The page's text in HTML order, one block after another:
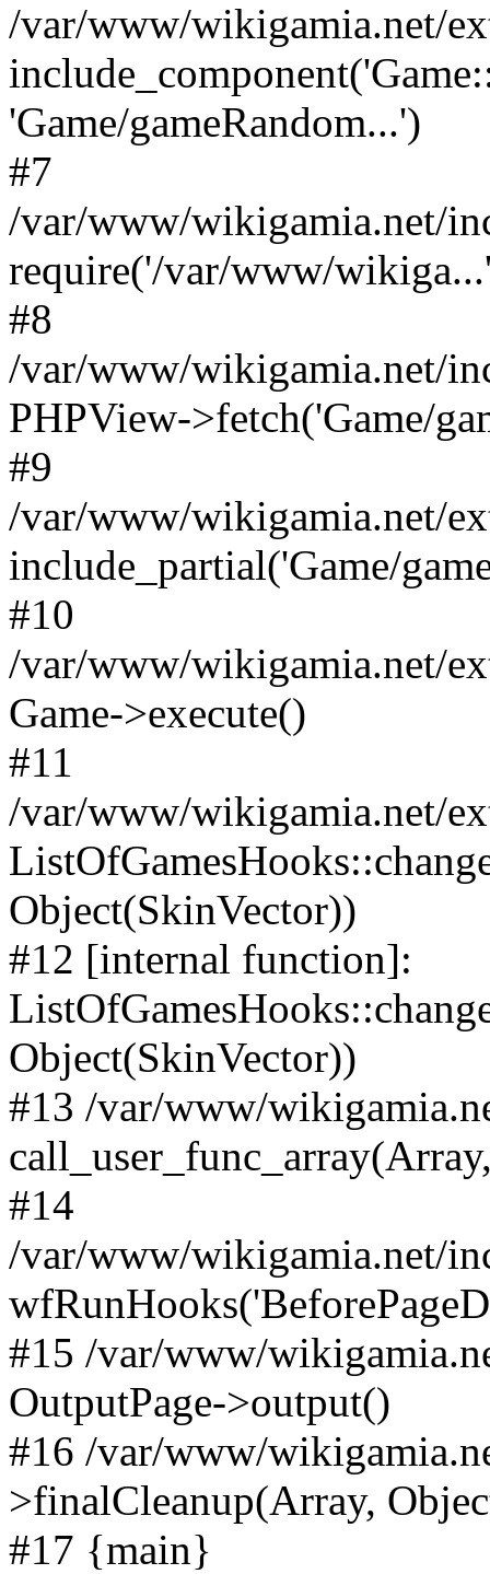
/var/www/wikigamia.net/
'Game/gameRandom...')
#7
/var/www/wikigamia.net/
require('/var/www/
#8
/var/www/wikigamia.net/
PHPView->fetch('Game/
#9
/var/www/wikigamia.net/
include_partial('Game/
#10
/var/www/wikigamia.net/
Game->execute()
#11
/var/www/wikigamia.net/
Object(SkinVector))
#12 [internal function]:
Object(SkinVector))
#13 /var/www/
#14
/var/www/wikigamia.net/
#15 /var/www/
OutputPage->output()
#16 /var/www/
>finalCleanup(Array,
#17 {main}